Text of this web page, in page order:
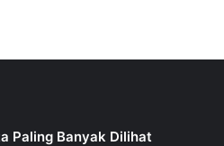
Paling Banyak Dilihat